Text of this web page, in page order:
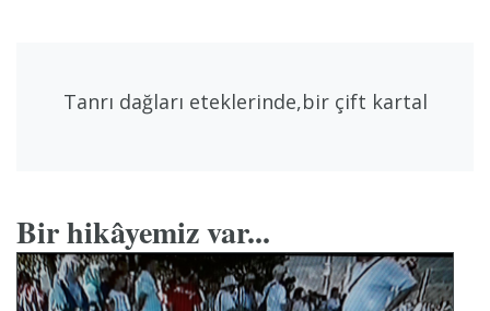
Tanrı dağları eteklerinde,bir çift kartal
Bir hikâyemiz var...